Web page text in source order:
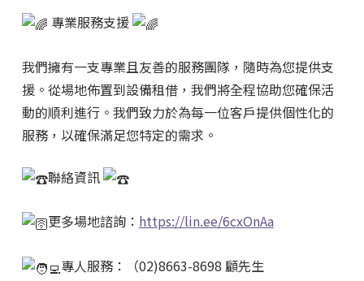
專業服務支援
我們擁有一支專業且友善的服務團隊，隨時為您提供支
援。從場地佈置到設備租借，我們將全程協助您確保活
動的順利進行。我們致力於為每一位客戶提供個性化的
服務，以確保滿足您特定的需求。
聯絡資訊
更多場地諮詢： https://lin.ee/6cxOnAa
專人服務：（02)8663-8698 顧先生